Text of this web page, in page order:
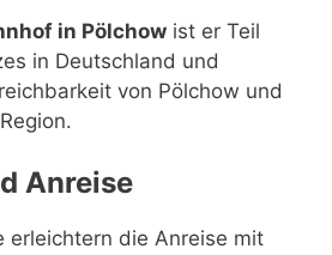
in Pölchow ist er Teil
in Deutschland und
von Pölchow und
Anreise
erleichtern die Anreise mit